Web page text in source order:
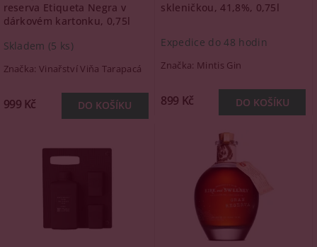
reserva Etiqueta Negra v
dárkovém kartonku, 0,75l
Skladem (5 ks)
Značka:Vinařství Viňa Tarapacá
999 Kč
skleničkou, 41,8%, 0,75l
Expedice do 48 hodin
Značka: Mintis Gin
899 Kč